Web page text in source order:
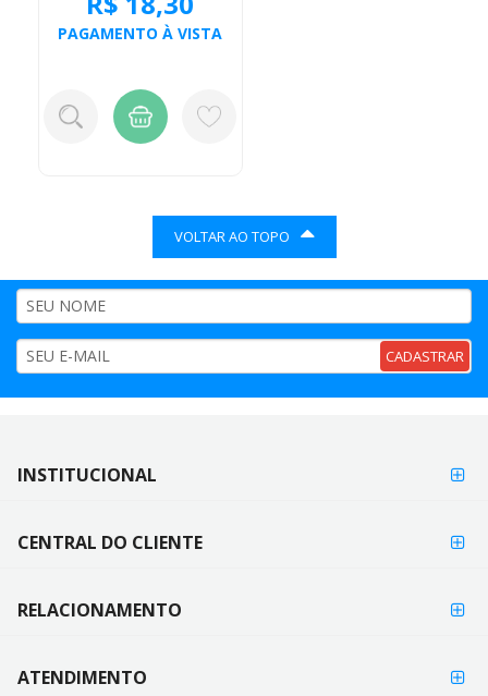
PAGAMENTO À VISTA
VOLTAR AO TOPO
CADASTRAR
FORMAS
FORMAS DE
PAGAMENTO
INSTITUCIONAL
CENTRAL DO CLIENTE
RELACIONAMENTO
ATENDIMENTO